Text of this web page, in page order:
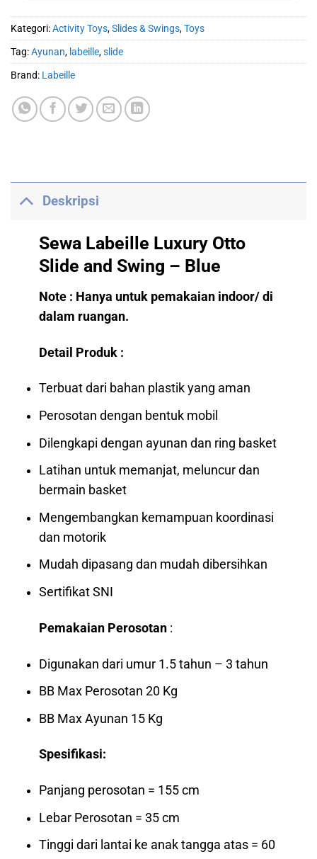
Kategori:Activity Toys,Slides & Swings,Toys
Tag:Ayunan, labeille,slide
Brand: Labeille
Deskripsi
Sewa Labeille Luxury Otto
Slide and Swing – Blue
Note : Hanya untuk pemakaian indoor/ di
dalam ruangan.
Detail Produk :
Terbuat dari bahan plastik yang aman
Perosotan dengan bentuk mobil
Dilengkapi dengan ayunan dan ring basket
Latihan untuk memanjat, meluncur dan
bermain basket
Mengembangkan kemampuan koordinasi
dan motorik
Mudah dipasang dan mudah dibersihkan
Sertifikat SNI
Pemakaian Perosotan :
Digunakan dari umur 1.5 tahun – 3 tahun
BB Max Perosotan 20 Kg
BB Max Ayunan 15 Kg
Spesifikasi:
Panjang perosotan = 155 cm
Lebar Perosotan = 35 cm
Tinggi dari lantai ke anak tangga atas = 60